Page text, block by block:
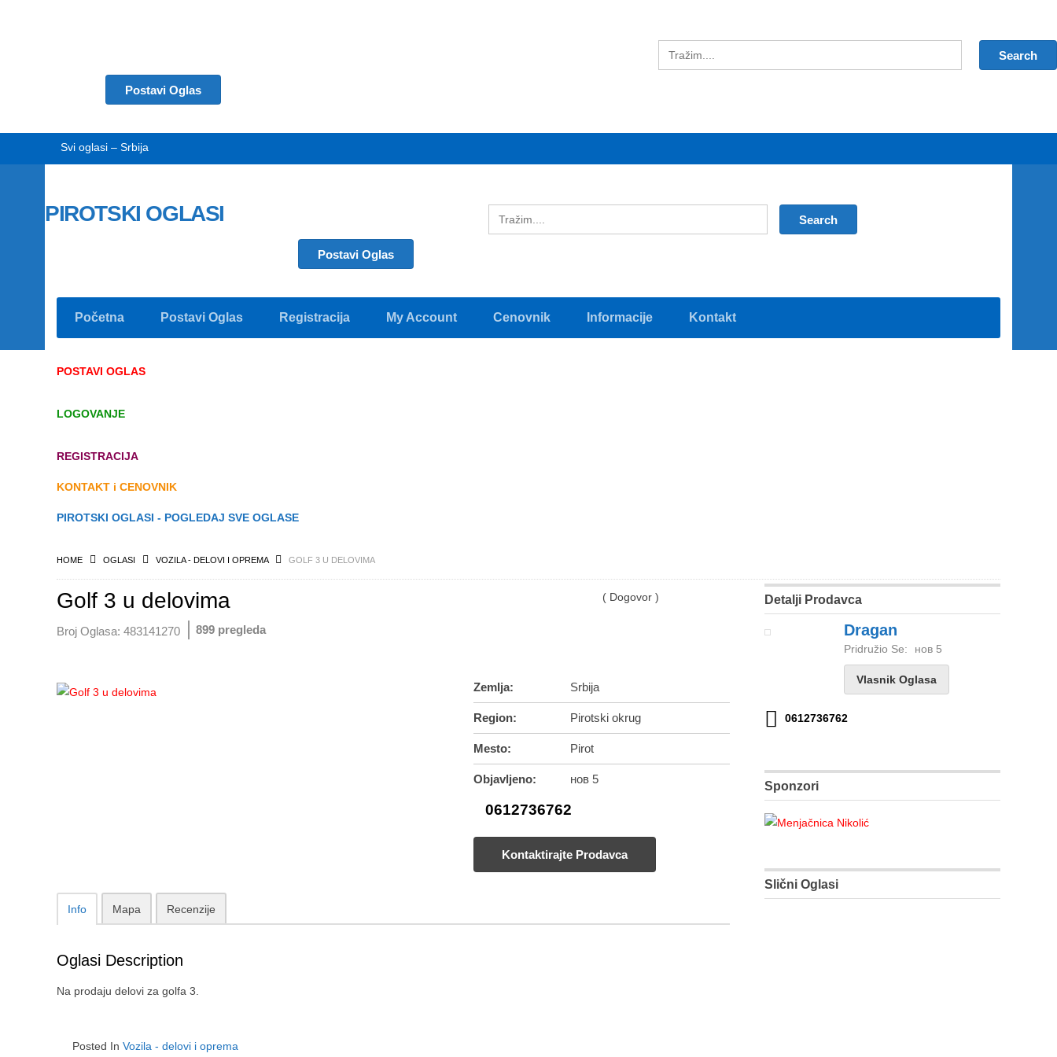
Postavi Oglas
Svi oglasi – Srbija
PIROTSKI OGLASI
Postavi Oglas
Početna Postavi Oglas Registracija My Account Cenovnik Informacije Kontakt
POSTAVI OGLAS
LOGOVANJE
REGISTRACIJA
KONTAKT i CENOVNIK
PIROTSKI OGLASI - POGLEDAJ SVE OGLASE
HOME OGLASI VOZILA - DELOVI I OPREMA GOLF 3 U DELOVIMA
Golf 3 u delovima
Broj Oglasa: 483141270 899 pregleda
( Dogovor )
Zemlja: Srbija
Region: Pirotski okrug
Mesto: Pirot
Objavljeno: нов 5
0612736762
Kontaktirajte Prodavca
Info Mapa Recenzije
Oglasi Description
Na prodaju delovi za golfa 3.
Posted In Vozila - delovi i oprema
Detalji Prodavca
Dragan
Pridružio Se: нов 5
Vlasnik Oglasa
0612736762
Sponzori
Slični Oglasi